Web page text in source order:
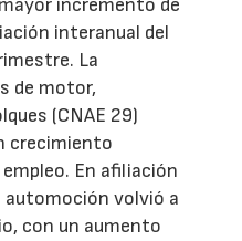
incremento de
interanual del
La
de motor,
(CNAE 29)
crecimiento
En afiliación
automoción volvió a
con un aumento